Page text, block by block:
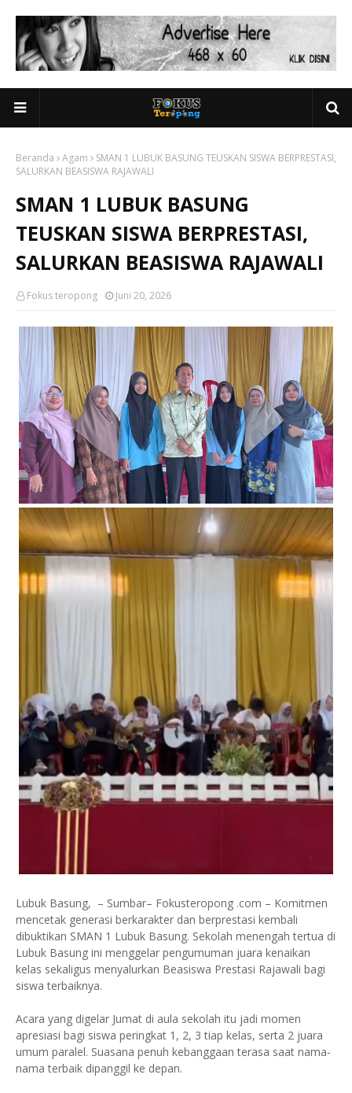
Beranda Agam
SMAN 1 LUBUK BASUNG TEUSKAN SISWA BERPRESTASI,
SALURKAN BEASISWA RAJAWALI
SMAN 1 LUBUK BASUNG
TEUSKAN SISWA BERPRESTASI,
SALURKAN BEASISWA RAJAWALI
Fokus teropong Juni 20, 2026
Lubuk Basung, – Sumbar– Fokusteropong .com – Komitmen
mencetak generasi berkarakter dan berprestasi kembali
dibuktikan SMAN 1 Lubuk Basung. Sekolah menengah tertua di
Lubuk Basung ini menggelar pengumuman juara kenaikan
kelas sekaligus menyalurkan Beasiswa Prestasi Rajawali bagi
siswa terbaiknya.
Acara yang digelar Jumat di aula sekolah itu jadi momen
apresiasi bagi siswa peringkat 1, 2, 3 tiap kelas, serta 2 juara
umum paralel. Suasana penuh kebanggaan terasa saat nama-
nama terbaik dipanggil ke depan.